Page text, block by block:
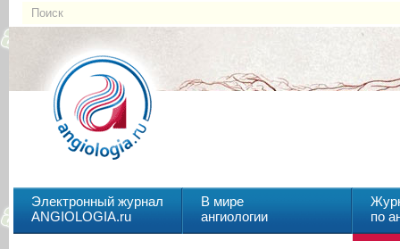
Электронный журнал
ANGIOLOGIA.ru
В мире
ангиологии
по